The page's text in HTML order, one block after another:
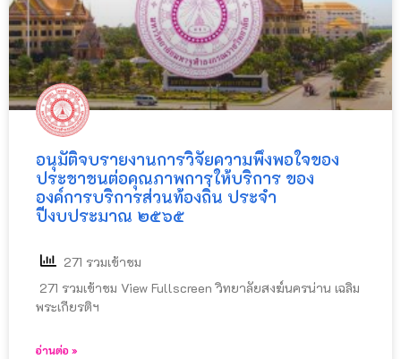
อนุมัติจบรายงานการวิจัยความพึงพอใจของ
ประชาชนต่อคุณภาพการให้บริการ ของ
องค์การบริการส่วนท้องถิ่น ประจำ
ปีงบประมาณ ๒๕๖๕
271 รวมเข้าชม
271 รวมเข้าชม View Fullscreen วิทยาลัยสงฆ์นครน่าน เฉลิม
พระเกียรติฯ
อ่านต่อ »